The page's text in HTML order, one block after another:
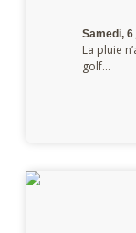
Samedi,
La pluie
golf...